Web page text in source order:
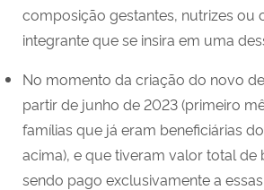
composição gestantes, nutrizes ou
integrante que se insira em uma
No momento da criação do novo
partir de junho de 2023 (primeiro
famílias que já eram beneficiárias
acima), e que tiveram valor total de
sendo pago exclusivamente a